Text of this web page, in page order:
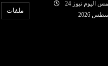
اليوم نيوز 24
ملفات
«هيئة الرقابة